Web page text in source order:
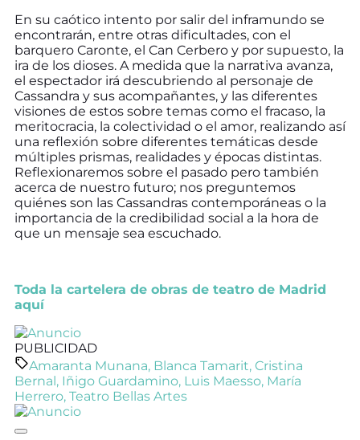
En su caótico intento por salir del inframundo se
encontrarán, entre otras dificultades, con el
barquero Caronte, el Can Cerbero y por supuesto, la
ira de los dioses. A medida que la narrativa avanza,
el espectador irá descubriendo al personaje de
Cassandra y sus acompañantes, y las diferentes
visiones de estos sobre temas como el fracaso, la
meritocracia, la colectividad o el amor, realizando así
una reflexión sobre diferentes temáticas desde
múltiples prismas, realidades y épocas distintas.
Reflexionaremos sobre el pasado pero también
acerca de nuestro futuro; nos preguntemos
quiénes son las Cassandras contemporáneas o la
importancia de la credibilidad social a la hora de
que un mensaje sea escuchado.
Toda la cartelera de obras de teatro de Madrid
aquí
PUBLICIDAD
Amaranta Munana, Blanca Tamarit, Cristina
Bernal, Iñigo Guardamino, Luis Maesso, María
Herrero, Teatro Bellas Artes